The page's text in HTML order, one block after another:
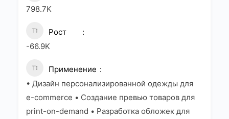
798.7K
Рост
-66.9K
Применение
• Дизайн персонализированной одежды для
e-commerce • Создание превью товаров для
print-on-demand • Разработка обложек для